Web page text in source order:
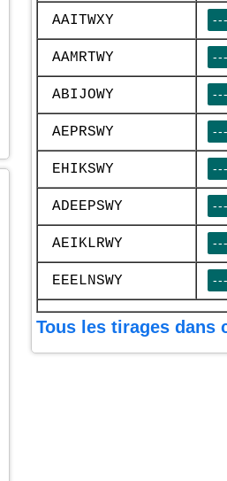
AAITWXY ---
AAMRTWY ---
ABIJOWY ---
AEPRSWY ---
EHIKSWY ---
ADEEPSWY ---
AEIKLRWY ---
EEELNSWY ---
Tous les tirages dans